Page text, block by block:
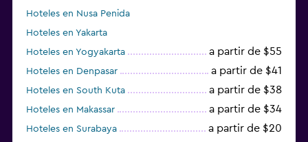
Hoteles en Nusa Penida
Hoteles en Yakarta
Hoteles en Yogyakarta
a partir de $55
Hoteles en Denpasar a partir de $41
Hoteles en South Kuta a partir de $38
Hoteles en Makassar a partir de $34
Hoteles en Surabaya a partir de $20